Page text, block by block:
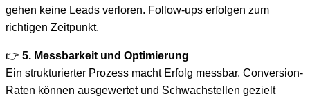
gehen keine Leads verloren. Follow-ups erfolgen zum
richtigen Zeitpunkt.
👉 5. Messbarkeit und Optimierung
Ein strukturierter Prozess macht Erfolg messbar. Conversion-
Raten können ausgewertet und Schwachstellen gezielt